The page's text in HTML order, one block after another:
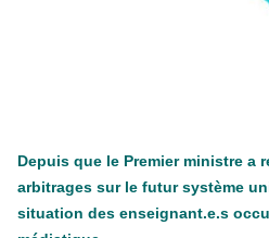
Depuis que le Premier ministre a
arbitrages sur le futur système
situation des enseignant.e.s